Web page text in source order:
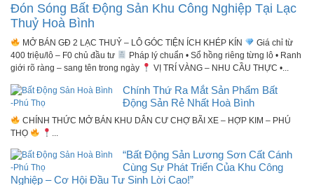
Đón Sóng Bất Động Sản Khu Công Nghiệp Tại Lạc
Thuỷ Hoà Bình
MỞ BÁN GĐ 2 LẠC THUỶ – LÔ GÓC TIỆN ÍCH KHÉP KÍN
Giá chỉ từ
400 triệu/lô – F0 chủ đầu tư
Pháp lý chuẩn • Sổ hồng riêng từng lô • Ranh
giới rõ ràng – sang tên trong ngày
VỊ TRÍ VÀNG – NHU CẦU THỰC •...
Chính Thứ Ra Mắt Sản Phẩm Bất
Động Sản Rẻ Nhất Hoà Bình
CHÍNH THỨC MỞ BÁN KHU DÂN CƯ CHỢ BÃI XE – HỢP KIM – PHÚ
THỌ
“Bất Động Sản Lương Sơn Cất Cánh
Cùng Sự Phát Triển Của Khu Công
Nghiệp – Cơ Hội Đầu Tư Sinh Lời Cao!”